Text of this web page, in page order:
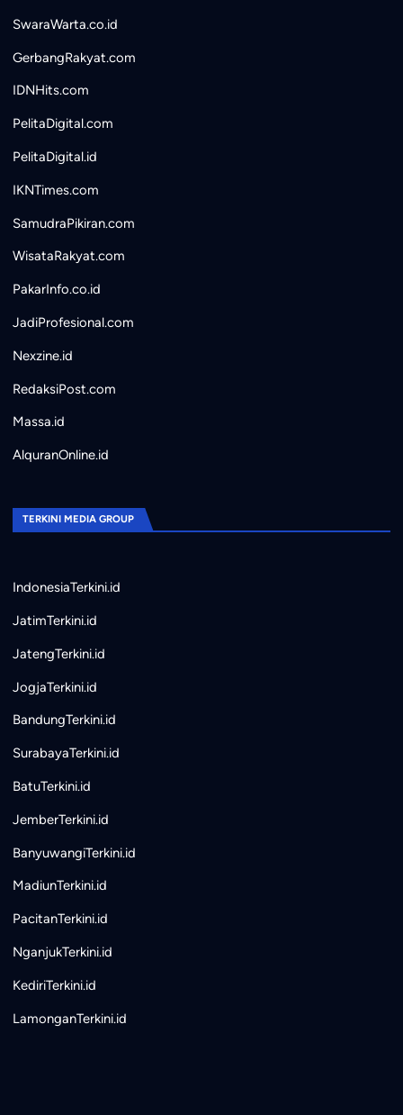
SwaraWarta.co.id
GerbangRakyat.com
IDNHits.com
PelitaDigital.com
PelitaDigital.id
IKNTimes.com
SamudraPikiran.com
WisataRakyat.com
PakarInfo.co.id
JadiProfesional.com
Nexzine.id
RedaksiPost.com
Massa.id
AlquranOnline.id
TERKINI MEDIA GROUP
IndonesiaTerkini.id
JatimTerkini.id
JatengTerkini.id
JogjaTerkini.id
BandungTerkini.id
SurabayaTerkini.id
BatuTerkini.id
JemberTerkini.id
BanyuwangiTerkini.id
MadiunTerkini.id
PacitanTerkini.id
NganjukTerkini.id
KediriTerkini.id
LamonganTerkini.id